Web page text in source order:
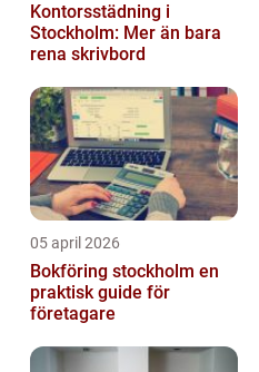
Kontorsstädning i
Stockholm: Mer än bara
rena skrivbord
05 april 2026
Bokföring stockholm en
praktisk guide för
företagare